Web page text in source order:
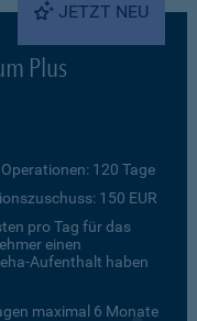
JETZT NEU
Plus
120 Tage
150 EUR
pro Tag für das
einen
Aufenthalt haben
maximal 6 Monate